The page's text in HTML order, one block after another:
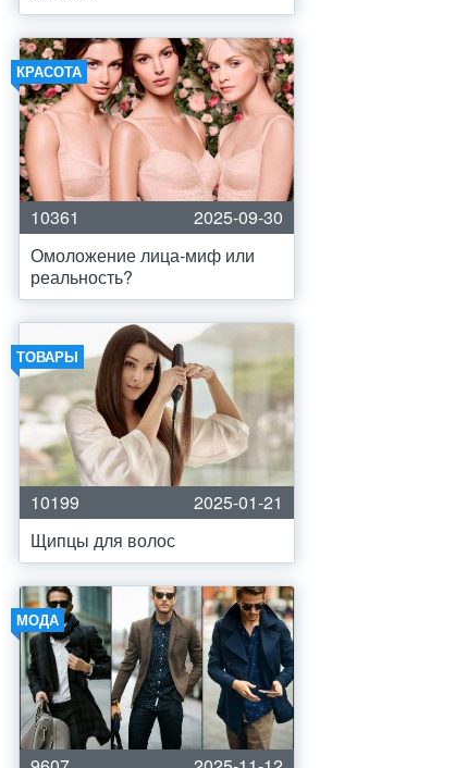
КРАСОТА
10361
2025-09-30
Омоложение лица-миф или
реальность?
ТОВАРЫ
10199
2025-01-21
Щипцы для волос
МОДА